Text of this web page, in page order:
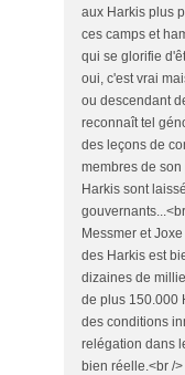
aux Harkis plus
ces camps et
qui se glorifie
oui, c'est vrai
ou descendant
reconnaît tel
des leçons de
membres de
Harkis sont
Messmer et
des Harkis est
dizaines de
de plus 150.000
des conditions
relégation dans
bien réelle.<br /